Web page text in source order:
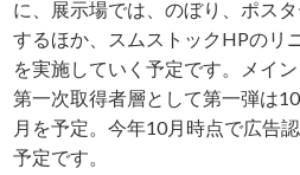
に、展示場では、のぼり、ポス
するほか、スムストックHPのリ
を実施していく予定です。メイ
第一次取得者層として第一弾は
月を予定。今年10月時点で広告
予定です。